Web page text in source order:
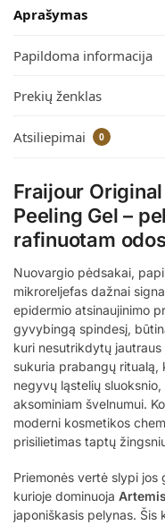
Aprašymas
Papildoma informacija
Prekių ženklas
Atsiliepimai 0
Fraijour
Peeling Gel –
rafinuotam
Nuovargio pėdsakai,
mikroreljefas dažnai
epidermio atsinaujinimo
gyvybingą spindesį,
kuri nesutrikdytų
sukuria prabangų ritualą,
negyvų ląstelių
aksominiam švelnumui.
moderni kosmetikos
prisilietimas taptų
Priemonės vertė slypi
kurioje dominuoja
japoniškasis pelynas.